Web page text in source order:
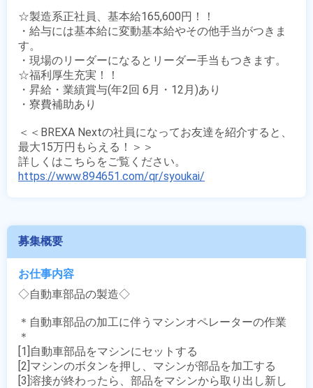
☆製造系正社員、基本給165,600円！！
・給与には基本給に変動基本給やその他手当がつきま
す。
・現場のリーダーになるとリーダー手当もつきます。
☆福利厚生充実！！
・昇給・業績賞与(年2回 6月・12月)あり
・寮費補助あり
＜＜BREXA Nextの社員になってお友達を紹介すると、
最大15万円もらえる！＞＞
https://www.894651.com/qr/syoukai/
募集概要
お仕事内容
◇自動車部品の製造◇
＊自動車部品の加工に伴うマシンオペレーターの作業
＊
[1]自動車部品をマシンにセットする
[2]マシンのボタンを押し、マシンが部品を加工する
[3]溶接が終わったら、部品をマシンから取り出し新し